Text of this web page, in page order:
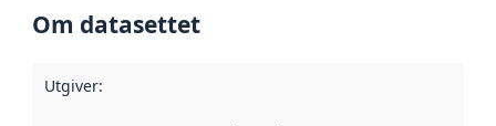
Om datasettet
Utgiver: